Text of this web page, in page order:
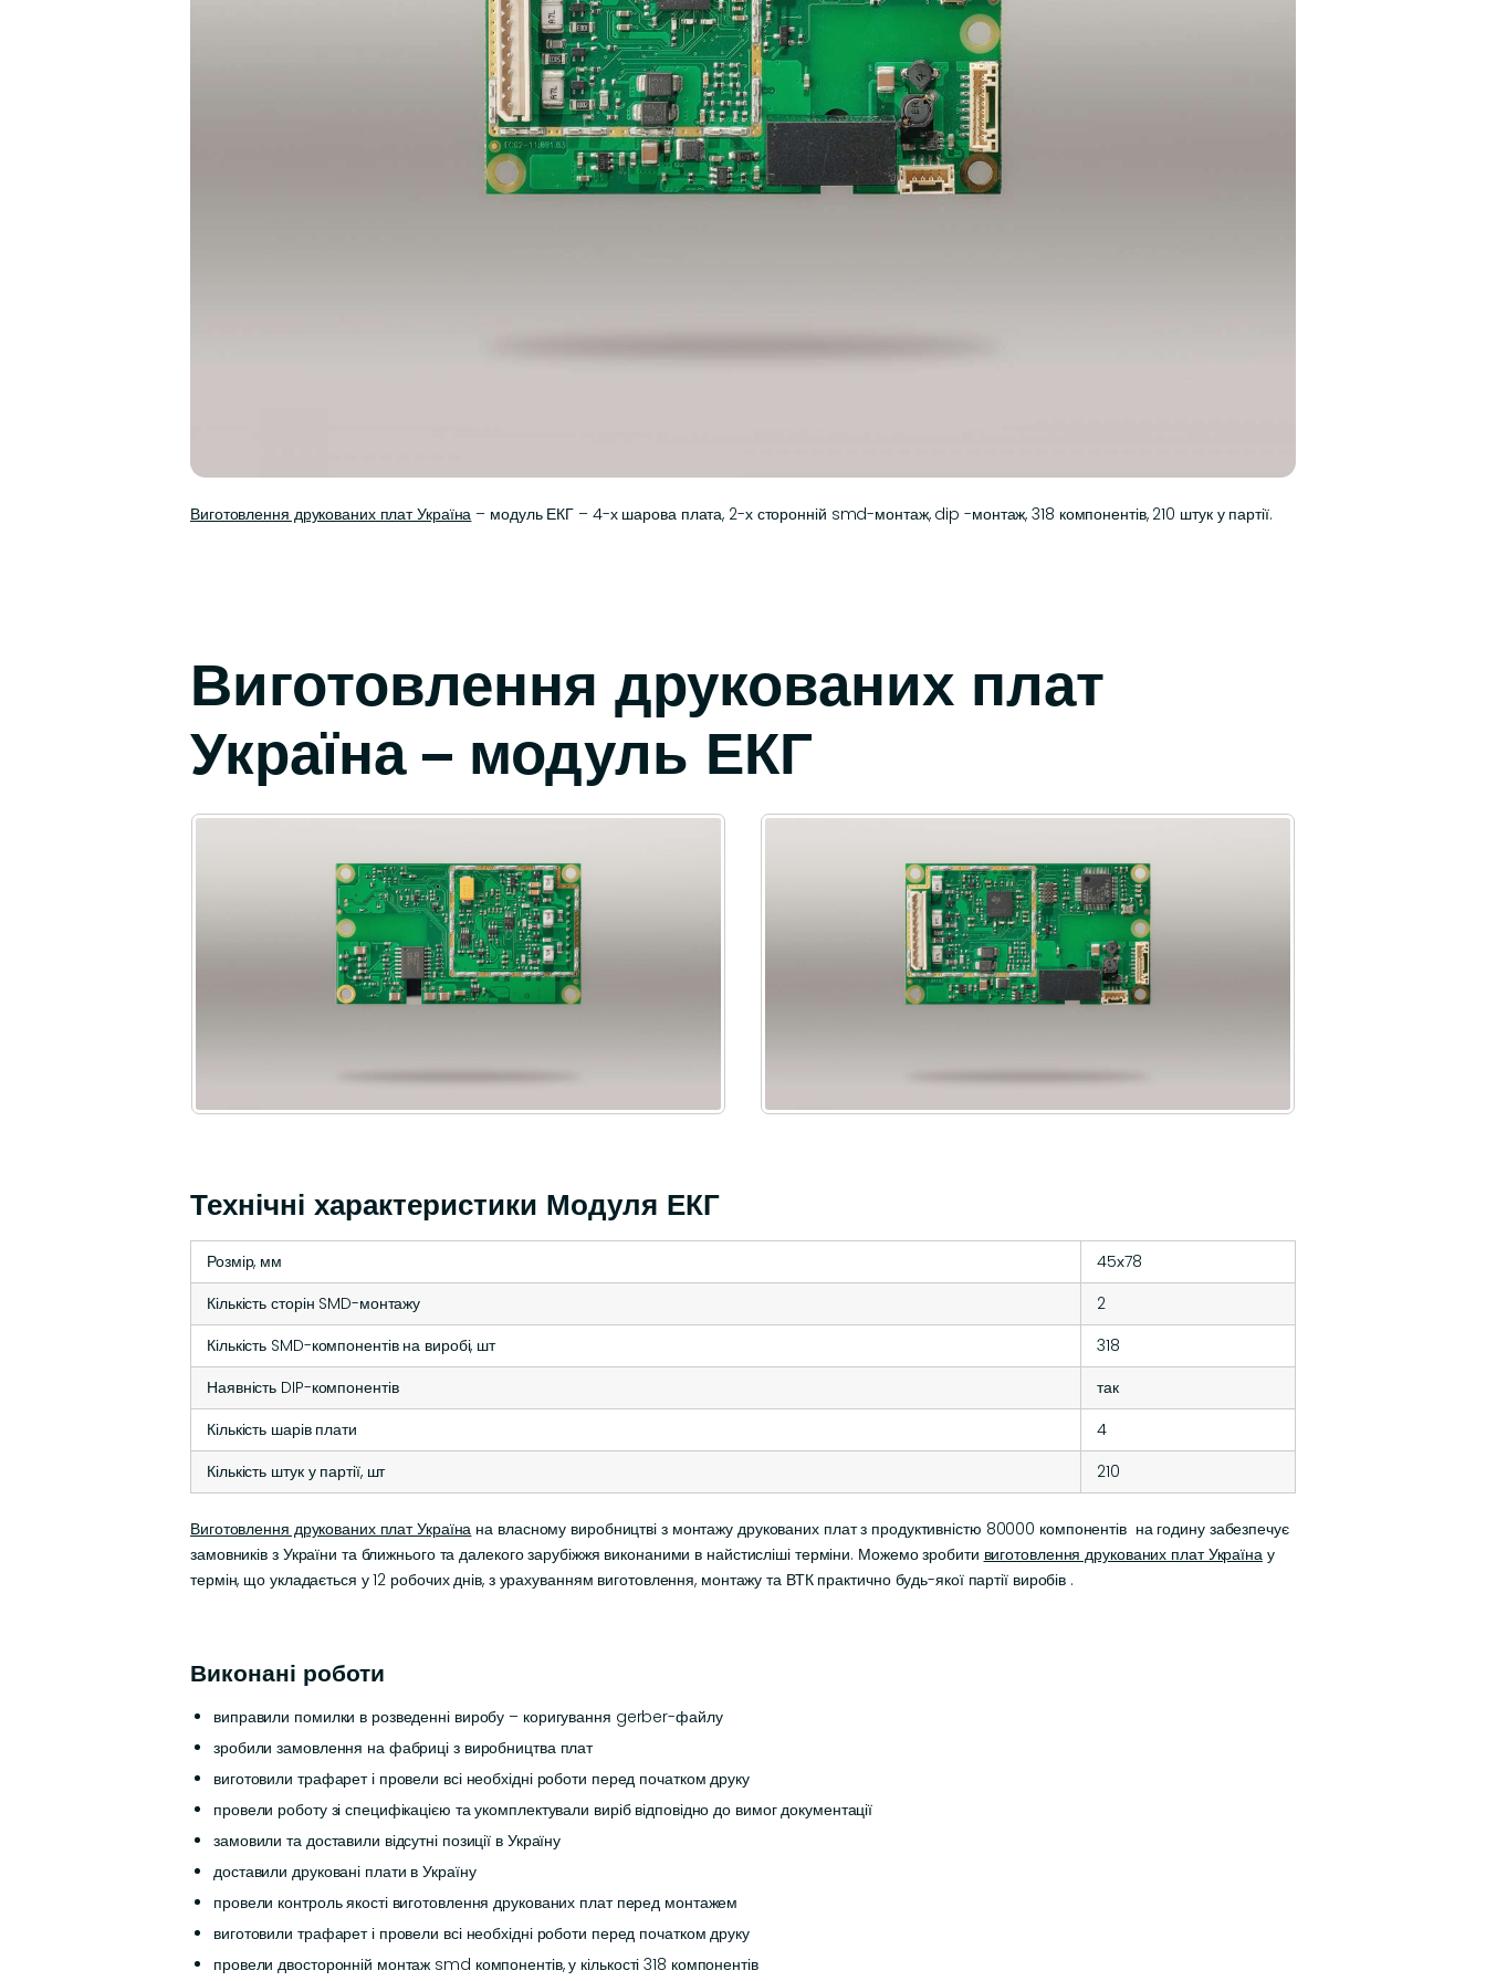
Виготовлення друкованих плат Україна – модуль ЕКГ – 4-х шарова плата, 2-х сторонній smd-монтаж, dip -монтаж, 318 компонентів, 210 штук у партії.
Виготовлення друкованих плат
Україна – модуль ЕКГ
Технічні характеристики Модуля ЕКГ
Розмір, мм
45х78
Кількість сторін SMD-монтажу
2
Кількість SMD-компонентів на виробі, шт
318
Наявність DIP-компонентів
так
Кількість шарів плати
4
Кількість штук у партії, шт
210
Виготовлення друкованих плат Україна на власному виробництві з монтажу друкованих плат з продуктивністю 80000 компонентів на годину забезпечує
замовників з України та ближнього та далекого зарубіжжя виконаними в найстисліші терміни. Можемо зробити виготовлення друкованих плат Українау
термін, що укладається у 12 робочих днів, з урахуванням виготовлення, монтажу та ВТК практично будь-якої партії виробів .
Виконані роботи
виправили помилки в розведенні виробу – коригування gerber-файлу
зробили замовлення на фабриці з виробництва плат
виготовили трафарет і провели всі необхідні роботи перед початком друку
провели роботу зі специфікацією та укомплектували виріб відповідно до вимог документації
замовили та доставили відсутні позиції в Україну
доставили друковані плати в Україну
провели контроль якості виготовлення друкованих плат перед монтажем
виготовили трафарет і провели всі необхідні роботи перед початком друку
провели двосторонній монтаж smd компонентів, у кількості 318 компонентів